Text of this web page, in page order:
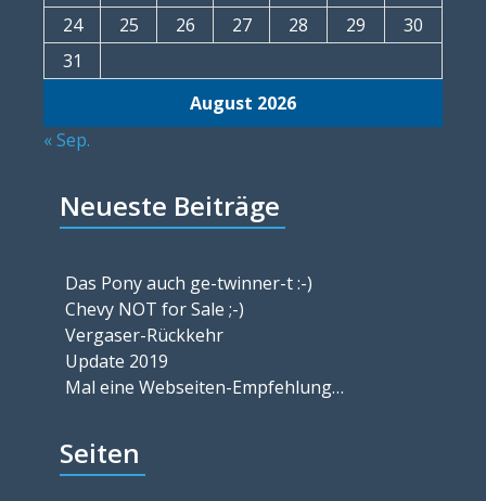
August 2026
24
25 26 27 28 29
30
31
« Sep.
Neueste Beiträge
Das Pony auch ge-twinner-t :-)
Chevy NOT for Sale ;-)
Vergaser-Rückkehr
Update 2019
Mal eine Webseiten-Empfehlung…
Seiten